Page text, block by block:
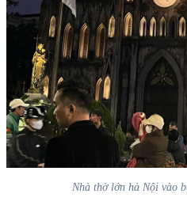
Nhà thờ lớn hà Nội vào